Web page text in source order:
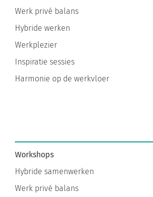
Werk privé balans
Hybride werken
Werkplezier
Inspiratie sessies
Harmonie op de werkvloer
Workshops
Hybride samenwerken
Werk privé balans